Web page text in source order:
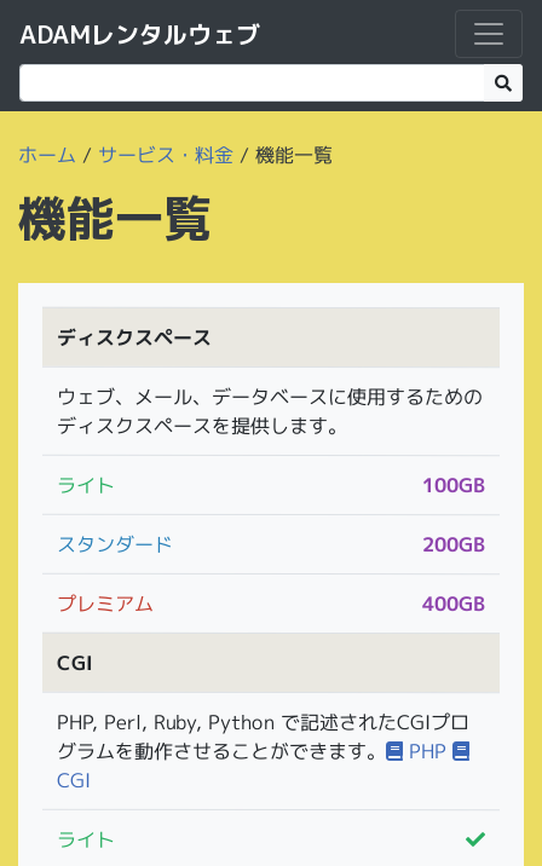
ADAMレンタルウェブ
ホーム / サービス・料金/機能一覧
機能一覧
ディスクスペース
ウェブ、メール、データベースに使用するための
ディスクスペースを提供します。
ライト 100GB
スタンダード 200GB
プレミアム 400GB
CGI
PHP, Perl, Ruby, Python で記述されたCGIプロ
グラムを動作させることができます。 PHP
CGI
ライト